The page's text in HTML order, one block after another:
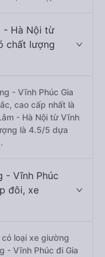
- Hà Nội từ
chất lượng
- Vĩnh Phúc Gia
cao cấp nhất là
- Hà Nội từ Vĩnh
là 4.5/5 dựa
- Vĩnh Phúc
đôi, xe
loại xe giường
- Vĩnh Phúc đi Gia